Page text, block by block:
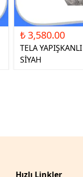
₺ 3,580.00
TELA
SİYAH
Hızlı Linkler